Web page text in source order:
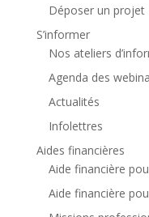
Déposer un projet
S’informer
Nos ateliers
Agenda des
Actualités
Infolettres
Aides financières
Aide financière
Aide financière